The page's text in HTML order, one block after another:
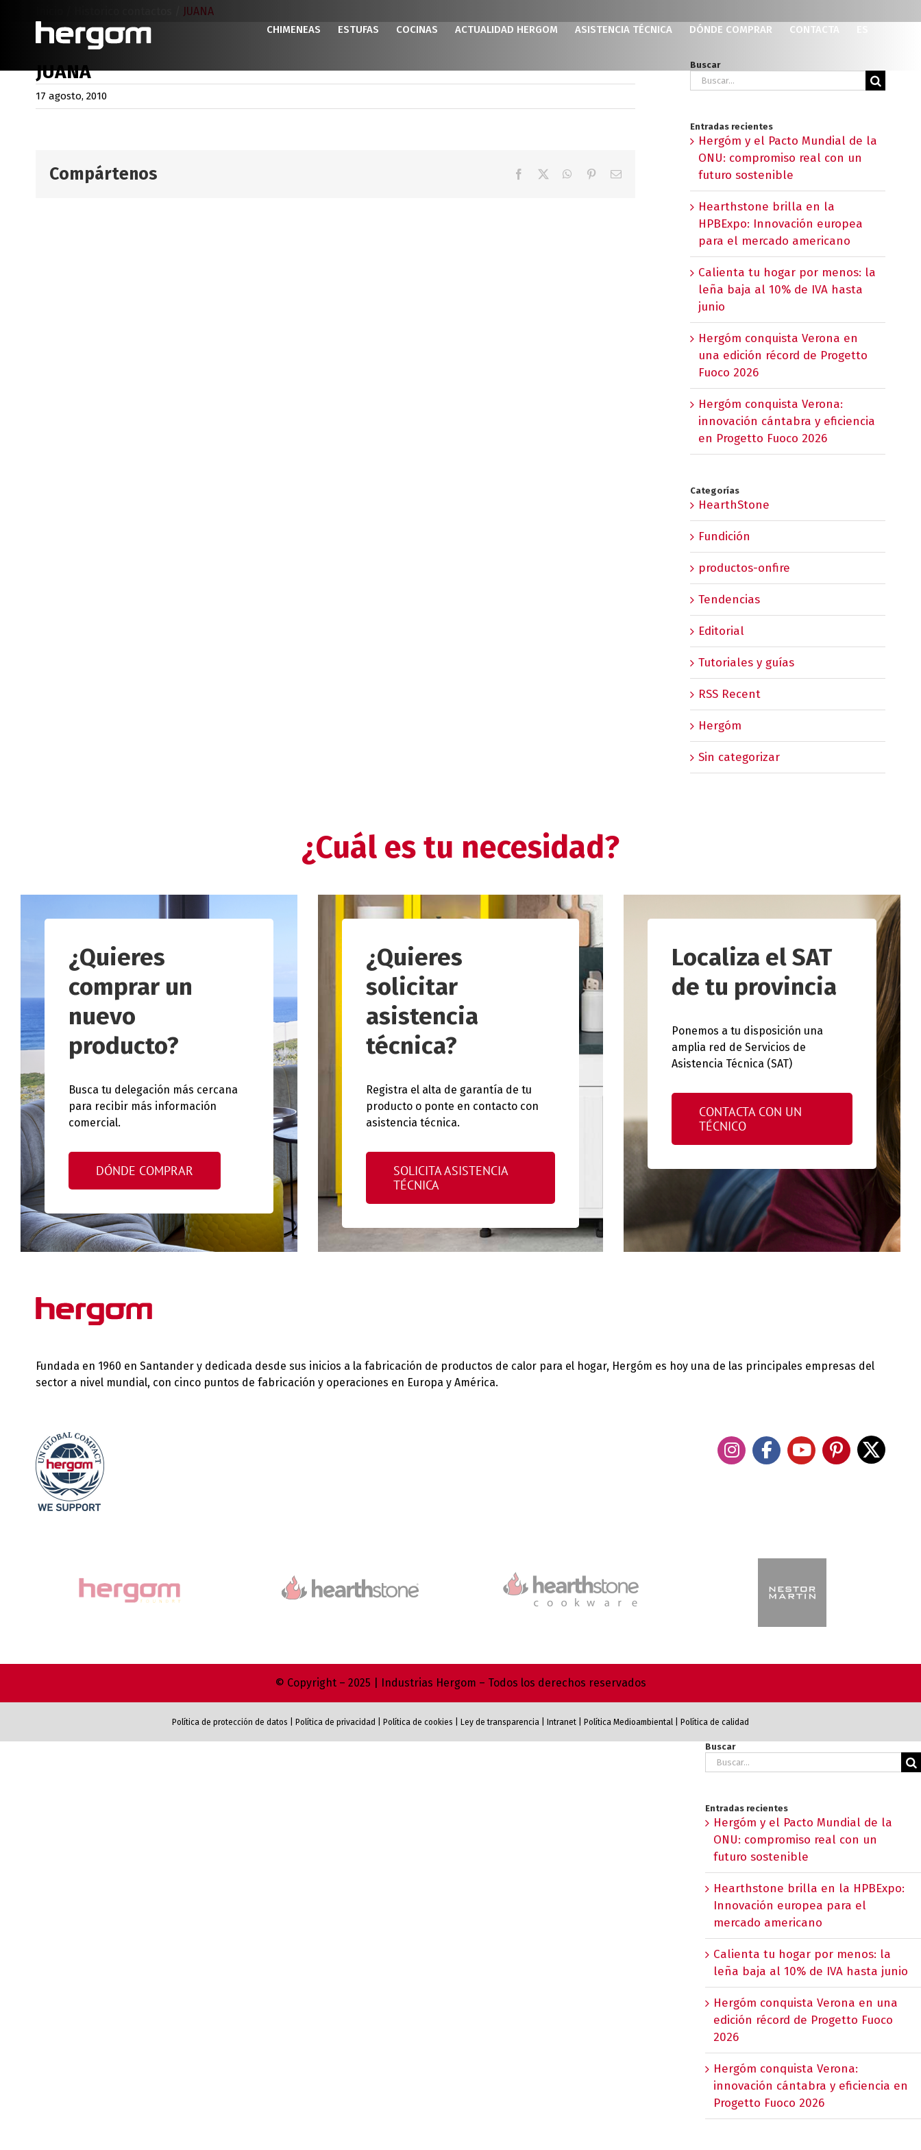
contenido
CHIMENEAS ESTUFAS COCINAS ACTUALIDAD HERGOM ASISTENCIA TÉCNICA DÓNDE COMPRAR CONTACTA
JUANA
JUANA
17 agosto, 2010
Compártenos Facebook WhatsApp
PinterestCorreo
Buscar
Buscar:
Entradas recientes
Hergóm y el Pacto Mundial de la
ONU: compromiso real con un
futuro sostenible
Hearthstone brilla en la
HPBExpo: Innovación europea
para el mercado americano
Calienta tu hogar por menos: la
leña baja al 10% de IVA hasta
junio
Hergóm conquista Verona en
una edición récord de Progetto
Fuoco 2026
Hergóm conquista Verona:
innovación cántabra y eficiencia
en Progetto Fuoco 2026
Categorías
HearthStone
Fundición
productos-onfire
Tendencias
Editorial
Tutoriales y guías
RSS Recent
Hergóm
Sin categorizar
¿Cuál es tu necesidad?
¿Quieres
comprar un
nuevo
producto?
Busca tu delegación más cercana
para recibir más información
comercial.
DÓNDE COMPRAR
¿Quieres
solicitar
asistencia
técnica?
Registra el alta de garantía de tu
producto o ponte en contacto con
asistencia técnica.
SOLICITA ASISTENCIA
TÉCNICA
Localiza el SAT
de tu provincia
Ponemos a tu disposición una
amplia red de Servicios de
Asistencia Técnica (SAT)
CONTACTA CON UN
TÉCNICO
Fundada en 1960 en Santander y dedicada desde sus inicios a la fabricación de productos de calor para el hogar, Hergóm es hoy una de las principales empresas del
sector a nivel mundial, con cinco puntos de fabricación y operaciones en Europa y América.
© Copyright – 2025 | Industrias Hergom – Todos los derechos reservados
Política de protección de datos Política de privacidad Política de cookies Ley de transparencia Intranet Política Medioambiental Política de calidad
Buscar
Buscar:
Entradas recientes
Hergóm y el Pacto Mundial de la
ONU: compromiso real con un
futuro sostenible
Hearthstone brilla en la HPBExpo:
Innovación europea para el
mercado americano
Calienta tu hogar por menos: la
leña baja al 10% de IVA hasta junio
Hergóm conquista Verona en una
edición récord de Progetto Fuoco
2026
Hergóm conquista Verona:
innovación cántabra y eficiencia en
Progetto Fuoco 2026